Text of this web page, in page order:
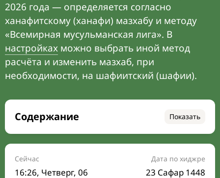
2026 года — определяется согласно
ханафитскому (ханафи) мазхабу и методу
«Всемирная мусульманская лига». В
настройках можно выбрать иной метод
расчёта и изменить мазхаб, при
необходимости, на шафиитский (шафии).
Содержание Показать
Время намаза на сегодня
Расписание на месяц
Сейчас
16:26, Четверг, 06
Дата по хиджре
23 Сафар 1448